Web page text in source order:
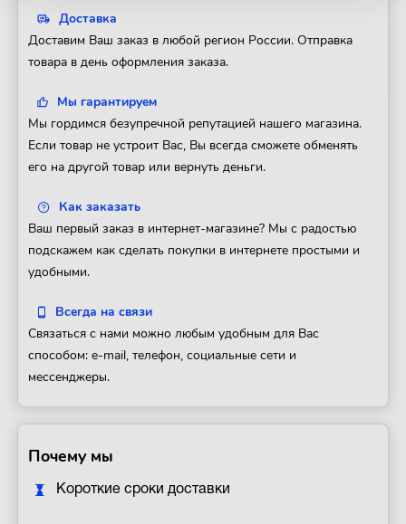
Доставка
Доставим Ваш заказ в любой регион России. Отправка
товара в день оформления заказа.
Мы гарантируем
Мы гордимся безупречной репутацией нашего магазина.
Если товар не устроит Вас, Вы всегда сможете обменять
его на другой товар или вернуть деньги.
Как заказать
Ваш первый заказ в интернет-магазине? Мы с радостью
подскажем как сделать покупки в интернете простыми и
удобными.
Всегда на связи
Связаться с нами можно любым удобным для Вас
способом: e-mail, телефон, социальные сети и
мессенджеры.
Почему мы
Короткие сроки доставки